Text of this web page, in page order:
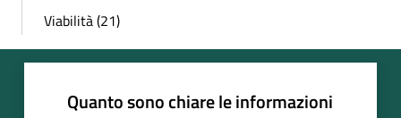
Viabilità (21)
Quanto sono chiare le informazioni